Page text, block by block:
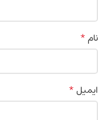
نام*
ایمیل*